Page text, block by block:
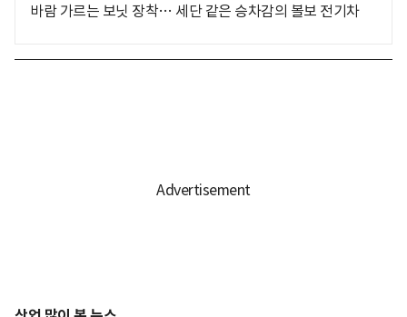
바람 가르는 보닛 장착… 세단 같은 승차감의 볼보 전기차